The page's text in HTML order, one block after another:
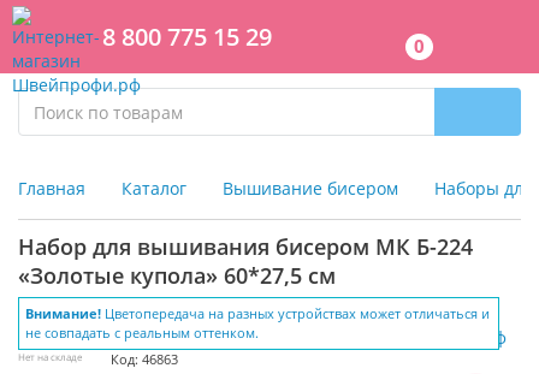
8 800 775 15 29 0
Главная Каталог Вышивание бисером Наборы
Набор для вышивания бисером МК Б-224
«Золотые купола» 60*27,5 см
Внимание! Цветопередача на разных устройствах может отличаться и
не совпадать с реальным оттенком.
Нет на складе Код: 46863